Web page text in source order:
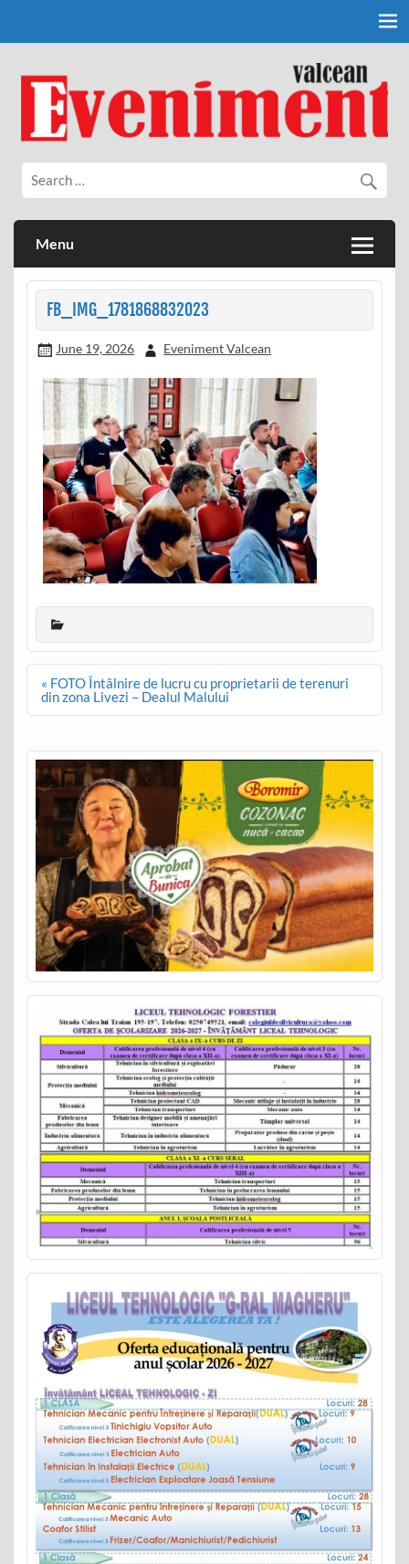
Eveniment Valcean
Menu
FB_IMG_1781868832023
June 19, 2026 Eveniment Valcean
Post
navigation
« FOTO Întâlnire de lucru cu proprietarii de terenuri
din zona Livezi – Dealul Malului